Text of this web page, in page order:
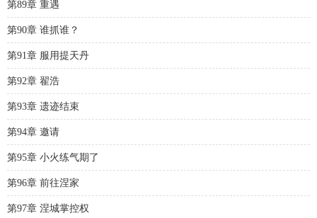
第89章 重遇
第90章 谁抓谁？
第91章 服用提天丹
第92章 翟浩
第93章 遗迹结束
第94章 邀请
第95章 小火练气期了
第96章 前往涅家
第97章 涅城掌控权